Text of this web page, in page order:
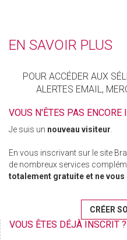
EN SAVOIR PLUS
POUR ACCÉDER AUX
ALERTES EMAIL,
VOUS N'ÊTES PAS ENCORE
Je suis un nouveau visiteur.
En vous inscrivant sur le site
de nombreux services
totalement gratuite et ne vous
CRÉER
VOUS ÊTES DÉJÀ INSCRIT ?